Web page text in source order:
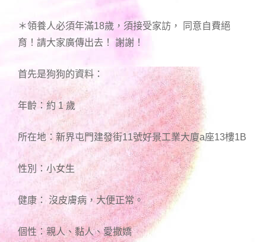
＊領養人必須年滿18歲，須接受家訪， 同意自費絕
育！請大家廣傳出去！ 謝謝！
首先是狗狗的資料：
年齡：約 1 歲
所在地：新界屯門建發街11號好景工業大廈a座13樓1B
性別：小女生
健康： 沒皮膚病，大便正常。
個性：親人、黏人、愛撒嬌